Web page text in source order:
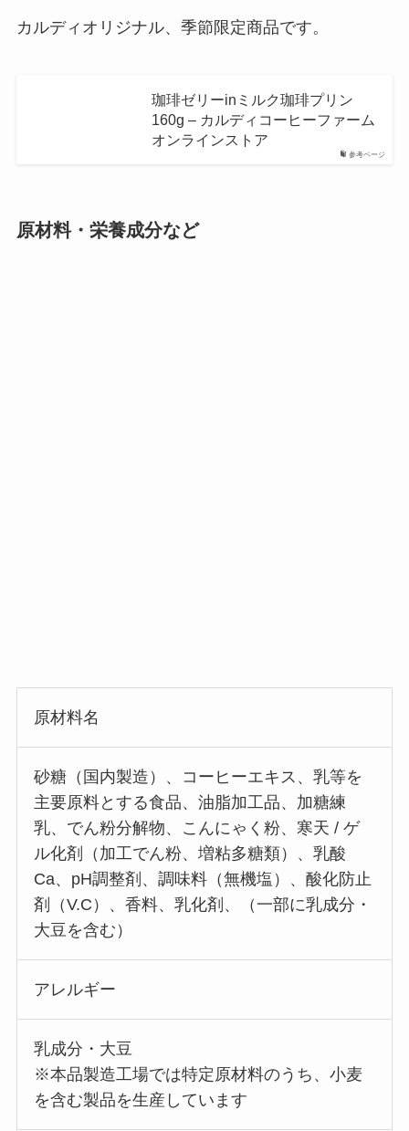
カルディオリジナル、季節限定商品です。
参考ページ
珈琲ゼリーinミルク珈琲プリン
160g – カルディコーヒーファーム
オンラインストア
原材料・栄養成分など
原材料名
砂糖（国内製造）、コーヒーエキス、乳等を
主要原料とする食品、油脂加工品、加糖練
乳、でん粉分解物、こんにゃく粉、寒天 / ゲ
ル化剤（加工でん粉、増粘多糖類）、乳酸
Ca、pH調整剤、調味料（無機塩）、酸化防止
剤（V.C）、香料、乳化剤、（一部に乳成分・
大豆を含む）
アレルギー
乳成分・大豆
※本品製造工場では特定原材料のうち、小麦
を含む製品を生産しています